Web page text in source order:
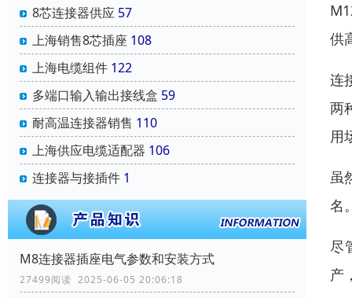
8芯连接器供应 57
上海销售8芯插座 108
上海电缆组件 122
多端口输入输出接线盒 59
耐高温连接器销售 110
上海供应电缆适配器 106
连接器与接插件 1
M8连接器插座电气参数和安装方式
27499阅读 2025-06-05 20:06:18
供
连
两
用
虽
名
尽
产